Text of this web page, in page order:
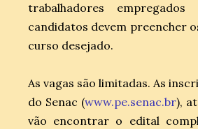
trabalhadores
candidatos devem preencher
curso desejado.
As vagas são limitadas. As
do Senac (www.pe.senac.br),
vão encontrar o edital